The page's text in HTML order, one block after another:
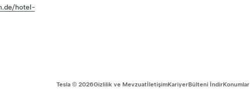
hotel-
Tesla © 2026Gizlilik ve MevzuatİletişimKariyerBülteni İndirKonumlar